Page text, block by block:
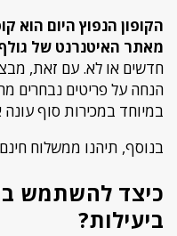
מאתר האיטנרנט של
הנחה על פריטים נבחרים
במיוחד במכירות סוף עונה
בנוסף, תיהנו ממשלוח חינם עד
כיצד להשתמש
ביעילות?